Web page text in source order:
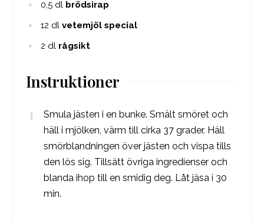
0,5 dl brödsirap
12 dl vetemjöl special
2 dl rågsikt
Instruktioner
Smula jästen i en bunke. Smält smöret och
häll i mjölken, värm till cirka 37 grader. Häll
smörblandningen över jästen och vispa tills
den lös sig. Tillsätt övriga ingredienser och
blanda ihop till en smidig deg. Låt jäsa i 30
min.